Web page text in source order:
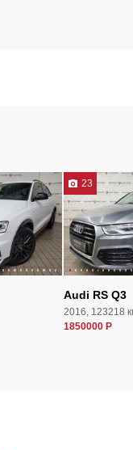
23
Audi RS Q3
2016, 123218
1850000 Р